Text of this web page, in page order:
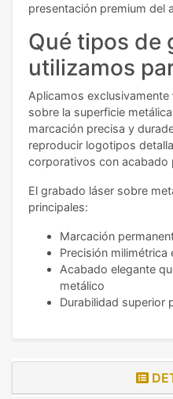
presentación premium del
Qué tipos de
utilizamos
Aplicamos exclusivamente
sobre la superficie
marcación precisa y
reproducir logotipos
corporativos con acabado
El grabado láser sobre
principales:
Marcación
Precisión milimétrica
Acabado elegante
metálico
Durabilidad superior